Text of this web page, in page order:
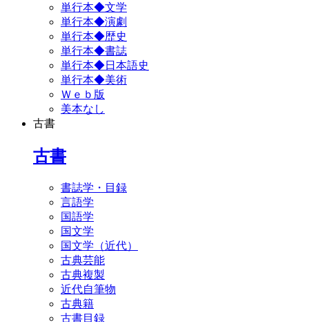
単行本◆文学
単行本◆演劇
単行本◆歴史
単行本◆書誌
単行本◆日本語史
単行本◆美術
Ｗｅｂ版
美本なし
古書
古書
書誌学・目録
言語学
国語学
国文学
国文学（近代）
古典芸能
古典複製
近代自筆物
古典籍
古書目録